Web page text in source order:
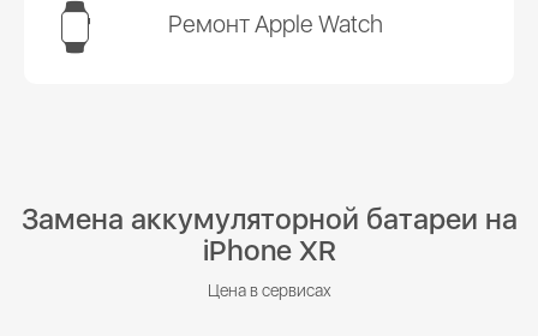
Ремонт Apple Watch
Замена аккумуляторной батареи на
iPhone XR
Цена в сервисах